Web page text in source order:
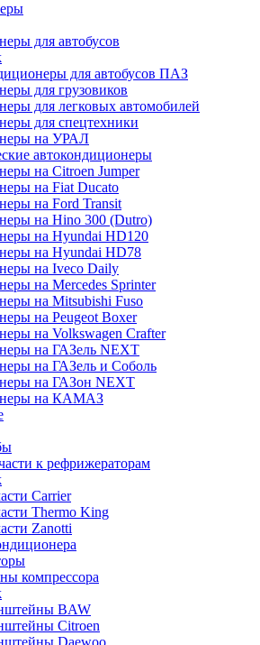
для автобусов
для автобусов ПАЗ
для грузовиков
для легковых автомобилей
для спецтехники
на УРАЛ
автокондиционеры
на Citroen Jumper
на Fiat Ducato
на Ford Transit
на Hino 300 (Dutro)
на Hyundai HD120
на Hyundai HD78
на Iveco Daily
на Mercedes Sprinter
на Mitsubishi Fuso
на Peugeot Boxer
на Volkswagen Crafter
на ГАЗель NEXT
на ГАЗель и Соболь
на ГАЗон NEXT
на КАМАЗ
к рефрижераторам
Carrier
Thermo King
Zanotti
компрессора
BAW
Citroen
Daewoo